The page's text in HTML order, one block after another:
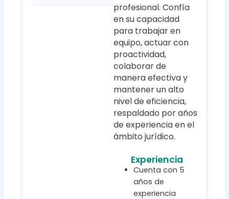
profesional. Confía
en su capacidad
para trabajar en
equipo, actuar con
proactividad,
colaborar de
manera efectiva y
mantener un alto
nivel de eficiencia,
respaldado por años
de experiencia en el
ámbito jurídico.
Experiencia
Cuenta con 5
años de
experiencia